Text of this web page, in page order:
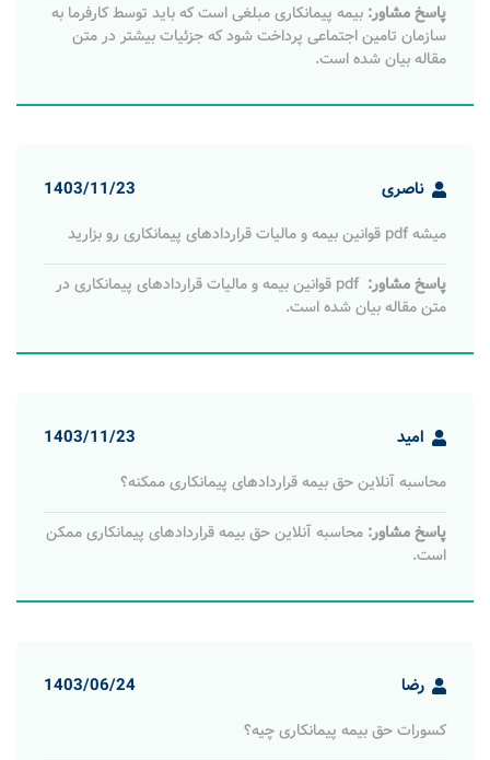
پاسخ مشاور: بیمه پیمانکاری مبلغی است که باید توسط کارفرما به
سازمان تامین اجتماعی پرداخت شود که جزئیات بیشتر در متن
مقاله بیان شده است.
ناصری 1403/11/23
میشه pdf قوانین بیمه و مالیات قراردادهای پیمانکاری رو بزارید
پاسخ مشاور:
pdf قوانین بیمه و مالیات قراردادهای پیمانکاری در
متن مقاله بیان شده است.
امید 1403/11/23
محاسبه آنلاین حق بیمه قراردادهای پیمانکاری ممکنه؟
پاسخ مشاور: محاسبه آنلاین حق بیمه قراردادهای پیمانکاری ممکن
است.
رضا 1403/06/24
کسورات حق بیمه پیمانکاری چیه؟